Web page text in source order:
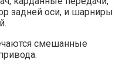
задней оси, и шарниры
смешанные